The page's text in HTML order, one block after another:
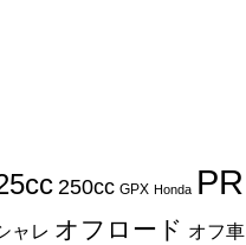
250cc GPX Honda PR
ャレ オフロード オフ車